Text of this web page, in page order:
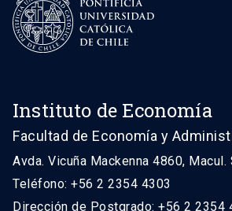
Instituto de Economía
Facultad de Economía y
Avda. Vicuña Mackenna 4860, Macul.
Teléfono: +56 2 2354 4303
Dirección de Postgrado: +56 2 2354